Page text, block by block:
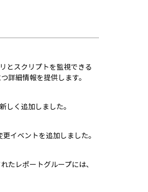
とスクリプトを監視できる
詳細情報を提供します。
く追加しました。
イベントを追加しました。
レポートグループには、